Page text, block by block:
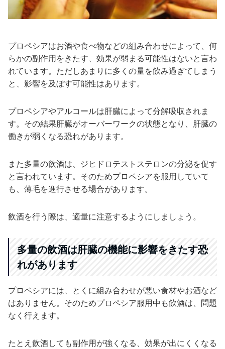
プロペシアはお酒や食べ物などの組み合わせによって、何
らかの副作用をきたす、効果が弱まる可能性はないと言わ
れています。ただしあまりに多くの量を飲み過ぎてしまう
と、影響を及ぼす可能性はあります。
プロペシアやアルコールは肝臓によって分解吸収されま
す。その結果肝臓がオーバーワークの状態となり、肝臓の
働きが弱くなる恐れがあります。
また多量の飲酒は、ジヒドロテストステロンの分泌を促す
と言われています。そのためプロペシアを服用していて
も、薄毛を進行させる場合があります。
飲酒を行う際は、適量に注意するようにしましょう。
多量の飲酒は肝臓の機能に影響をきたす恐
れがあります
プロペシアには、とくに組み合わせが悪い食材やお酒など
はありません。そのためプロペシア服用中も飲酒は、問題
なく行えます。
たとえ飲酒しても副作用が強くなる、効果が出にくくなる